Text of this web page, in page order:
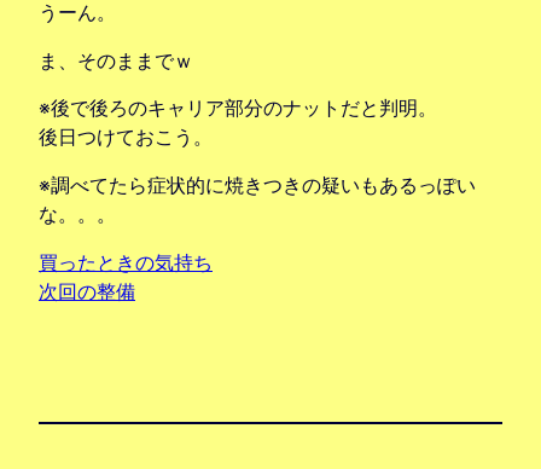
うーん。
ま、そのままでｗ
※後で後ろのキャリア部分のナットだと判明。
後日つけておこう。
※調べてたら症状的に焼きつきの疑いもあるっぽい
な。。。
買ったときの気持ち
次回の整備